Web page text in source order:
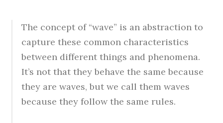
The concept of “wave” is an abstraction to
capture these common characteristics
between different things and phenomena.
It’s not that they behave the same because
they are waves, but we call them waves
because they follow the same rules.